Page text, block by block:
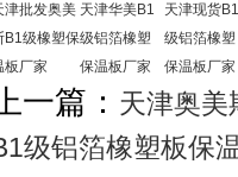
津批发奥美
B1级橡塑保
板厂家
天津华美B1
级铝箔橡塑
保温板厂家
天津现货B1
级铝箔橡塑
保温板厂家
一篇： 天津奥美
级铝箔橡塑板保